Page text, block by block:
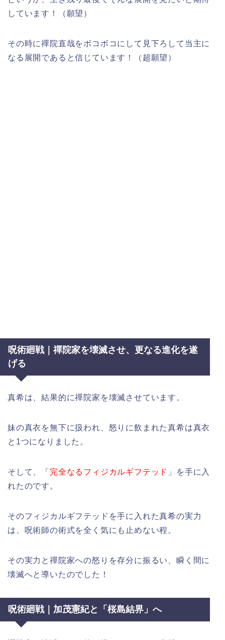
しています！（願望）
その時に禪院直哉をボコボコにして見下ろして当主に
なる展開であると信じています！（超願望）
呪術廻戦｜禪院家を壊滅させ、更なる進化を遂
げる
真希は、結果的に禪院家を壊滅させています。
妹の真衣を無下に扱われ、怒りに飲まれた真希は真衣
と1つになりました。
そして、「 完全なるフィジカルギフテッド 」を手に入
れたのです。
そのフィジカルギフテッドを手に入れた真希の実力
は、呪術師の術式を全く気にも止めない程。
その実力と禪院家への怒りを存分に振るい、瞬く間に
壊滅へと導いたのでした！
呪術廻戦｜加茂憲紀と「桜島結界」へ